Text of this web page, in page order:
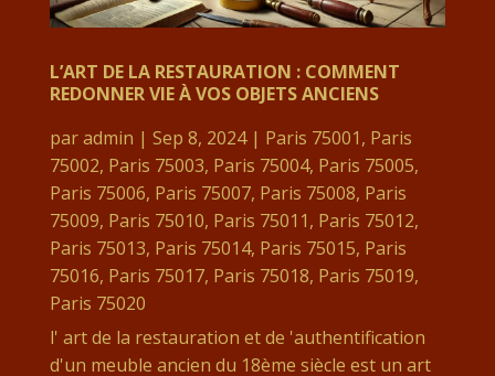
L’ART DE LA RESTAURATION : COMMENT
REDONNER VIE À VOS OBJETS ANCIENS
paradmin | Sep 8, 2024| Paris 75001, Paris
75002, Paris 75003, Paris 75004, Paris 75005,
Paris 75006, Paris 75007, Paris 75008, Paris
75009, Paris 75010, Paris 75011, Paris 75012,
Paris 75013, Paris 75014, Paris 75015, Paris
75016, Paris 75017, Paris 75018, Paris 75019,
Paris 75020
l' art de la restauration et de 'authentification
d'un meuble ancien du 18ème siècle est un art